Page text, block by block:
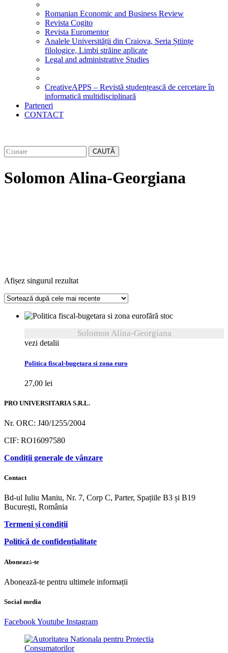
Romanian Economic and Business Review
Revista Cogito
Revista Euromentor
Analele Universității din Craiova, Seria Științe
filologice, Limbi străine aplicate
Legal and administrative Studies
CreativeAPPS – Revistă studențească de cercetare în
informatică multidisciplinară
Parteneri
CONTACT
CAUTĂ
Solomon Alina-Georgiana
Afișez singurul rezultat
fără stoc
Solomon Alina-Georgiana
vezi detalii
Politica fiscal-bugetara si zona euro
27,00 lei
PRO UNIVERSITARIA S.R.L.
Nr. ORC: J40/1255/2004
CIF: RO16097580
Condiții generale de vânzare
Contact
Bd-ul Iuliu Maniu, Nr. 7, Corp C, Parter, Spațiile B3 și B19
București, România
Termeni și condiții
Politică de confidențialitate
Abonează-te
Abonează-te pentru ultimele informații
Social media
FacebookYoutube Instagram